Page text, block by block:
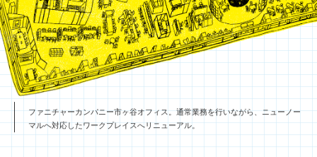
ファニチャーカンパニー市ヶ谷オフィス。通常業務を行いながら、ニューノー
マルへ対応したワークプレイスへリニューアル。